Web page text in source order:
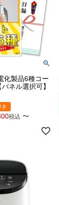
化製品6種コー
ネル選択可】
税込 〜